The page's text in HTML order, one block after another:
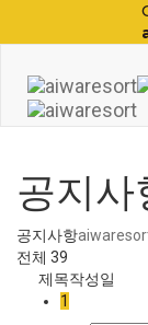
공지사
공지사항
전체 39
제목작성일
1